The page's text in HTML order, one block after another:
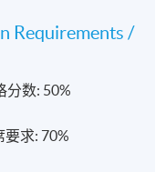
包括金钟、铜锣
Requirements /
分数: 50%
要求: 70%